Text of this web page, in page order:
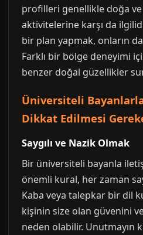
profilleri genellikle doğa ve
aktivitelerine karşı da
bir plan yapmak, onların
Farklı bir bölge deneyimi
benzer doğal güzellikler
Üniversiteli
Dikkat Edilmesi
Saygılı ve Nazik Olmak
Bir üniversiteli bayanla
önemli kural, her zaman
Kaba veya talepkar bir dil
kişinin size olan güvenini
neden olabilir. Unutmayın